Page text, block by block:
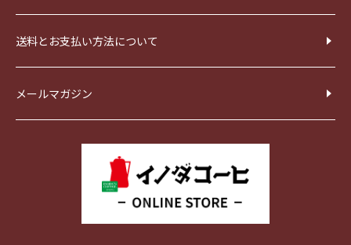
送料とお支払い方法について
メールマガジン